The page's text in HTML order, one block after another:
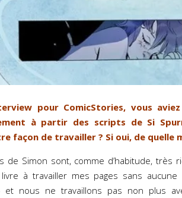
pour ComicStories, vous
à partir des scripts de Si
façon de travailler ? Si oui, de quelle
de Simon sont, comme d’habitude, très
livre à travailler mes pages sans
et nous ne travaillons pas non plus